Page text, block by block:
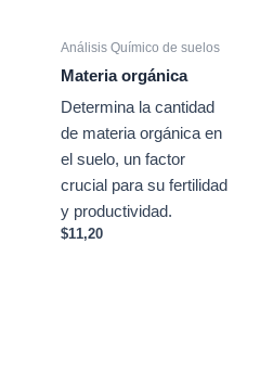
Análisis Químico de suelos
Materia orgánica
Determina la cantidad
de materia orgánica en
el suelo, un factor
crucial para su fertilidad
y productividad.
$11,20